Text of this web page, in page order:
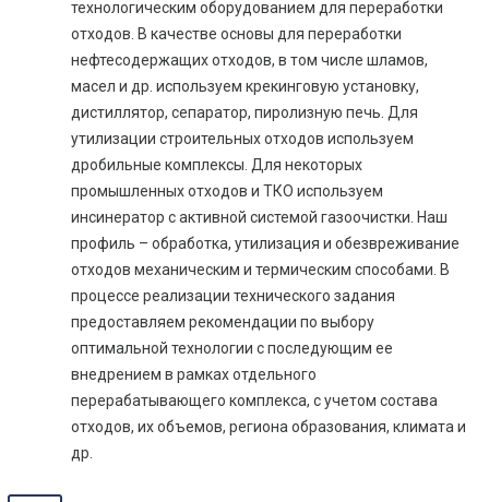
технологическим оборудованием для переработки
отходов. В качестве основы для переработки
нефтесодержащих отходов, в том числе шламов,
масел и др. используем крекинговую установку,
дистиллятор, сепаратор, пиролизную печь. Для
утилизации строительных отходов используем
дробильные комплексы. Для некоторых
промышленных отходов и ТКО используем
инсинератор с активной системой газоочистки. Наш
профиль – обработка, утилизация и обезвреживание
отходов механическим и термическим способами. В
процессе реализации технического задания
предоставляем рекомендации по выбору
оптимальной технологии с последующим ее
внедрением в рамках отдельного
перерабатывающего комплекса, с учетом состава
отходов, их объемов, региона образования, климата и
др.